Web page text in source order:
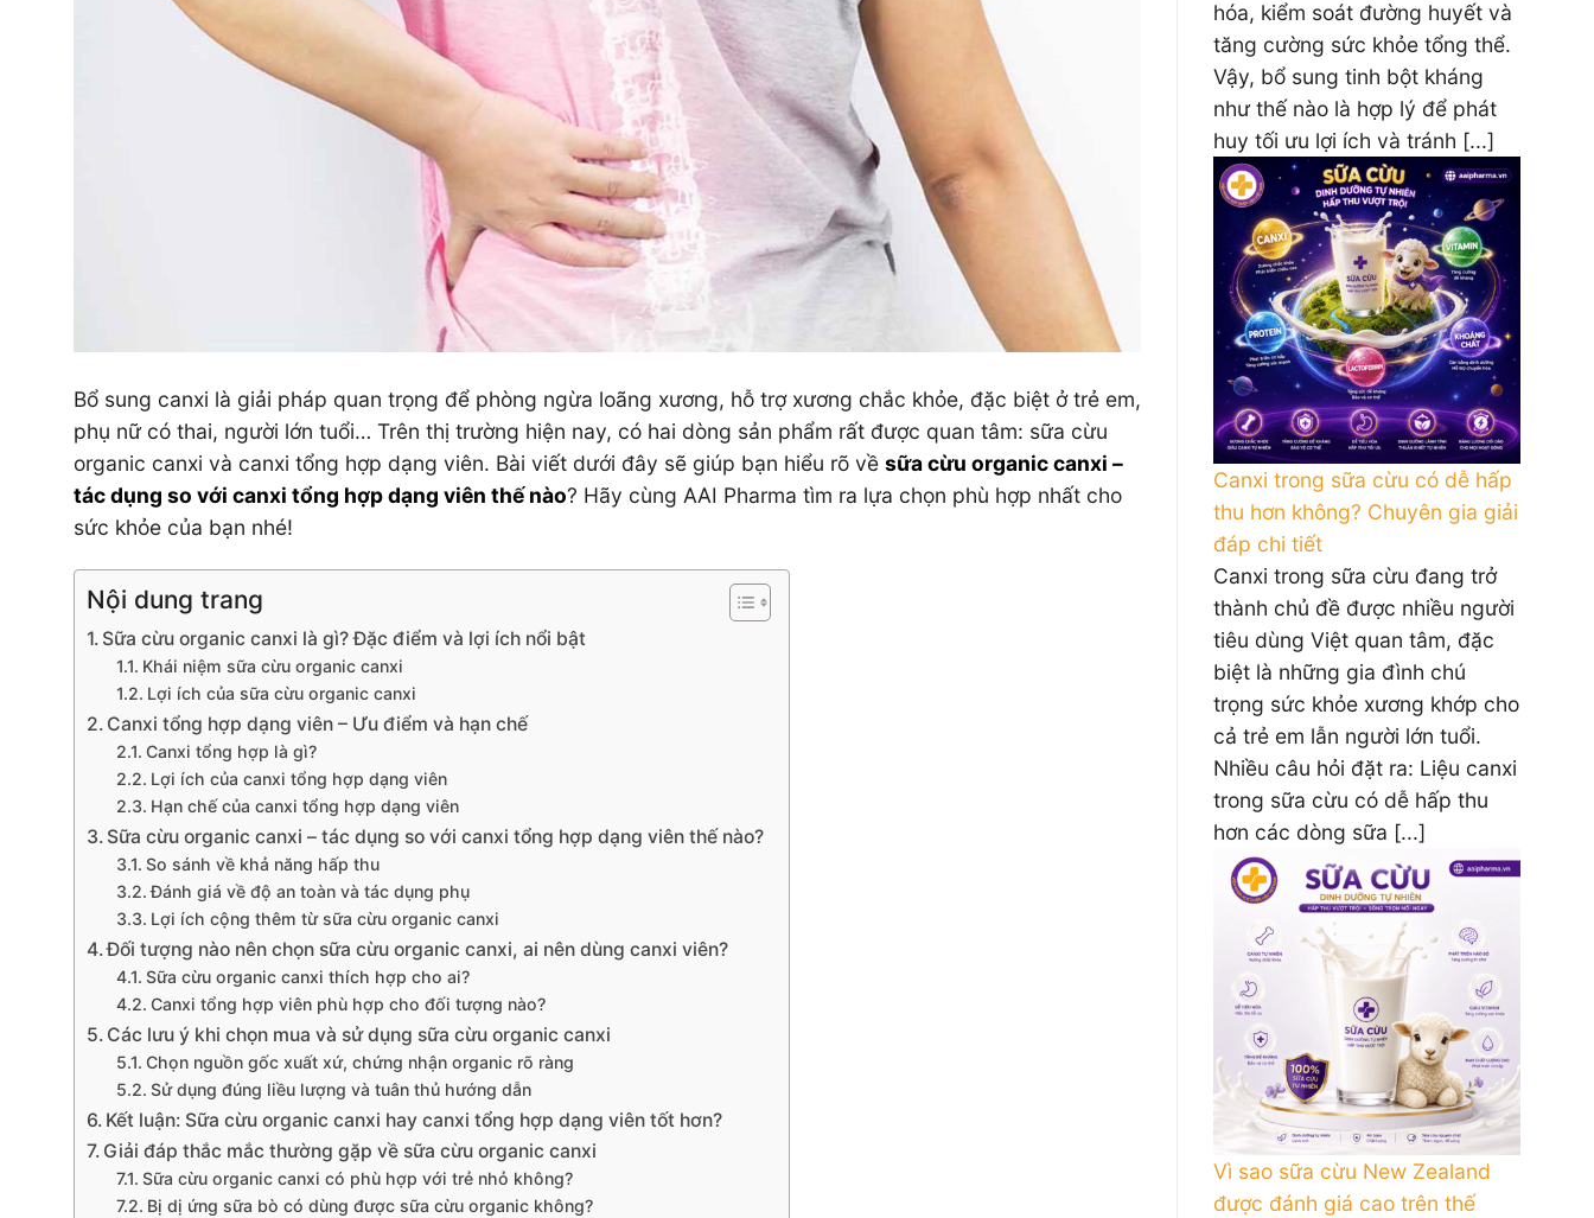
Bổ sung canxi là giải pháp quan trọng để phòng ngừa loãng xương, hỗ trợ xương chắc khỏe, đặc biệt ở trẻ em,
phụ nữ có thai, người lớn tuổi… Trên thị trường hiện nay, có hai dòng sản phẩm rất được quan tâm: sữa cừu
organic canxi và canxi tổng hợp dạng viên. Bài viết dưới đây sẽ giúp bạn hiểu rõ về sữa cừu organic canxi –
tác dụng so với canxi tổng hợp dạng viên thế nào? Hãy cùng AAI Pharma tìm ra lựa chọn phù hợp nhất cho
sức khỏe của bạn nhé!
Nội dung trang
Sữa cừu organic canxi là gì? Đặc điểm và lợi ích nổi bật
Khái niệm sữa cừu organic canxi
Lợi ích của sữa cừu organic canxi
Canxi tổng hợp dạng viên – Ưu điểm và hạn chế
Canxi tổng hợp là gì?
Lợi ích của canxi tổng hợp dạng viên
Hạn chế của canxi tổng hợp dạng viên
Sữa cừu organic canxi – tác dụng so với canxi tổng hợp dạng viên thế nào?
So sánh về khả năng hấp thu
Đánh giá về độ an toàn và tác dụng phụ
Lợi ích cộng thêm từ sữa cừu organic canxi
Đối tượng nào nên chọn sữa cừu organic canxi, ai nên dùng canxi viên?
Sữa cừu organic canxi thích hợp cho ai?
Canxi tổng hợp viên phù hợp cho đối tượng nào?
Các lưu ý khi chọn mua và sử dụng sữa cừu organic canxi
Chọn nguồn gốc xuất xứ, chứng nhận organic rõ ràng
Sử dụng đúng liều lượng và tuân thủ hướng dẫn
Kết luận: Sữa cừu organic canxi hay canxi tổng hợp dạng viên tốt hơn?
Giải đáp thắc mắc thường gặp về sữa cừu organic canxi
Sữa cừu organic canxi có phù hợp với trẻ nhỏ không?
Bị dị ứng sữa bò có dùng được sữa cừu organic không?
hóa, kiểm soát đường huyết và
tăng cường sức khỏe tổng thể.
Vậy, bổ sung tinh bột kháng
như thế nào là hợp lý để phát
huy tối ưu lợi ích và tránh [...]
Canxi trong sữa cừu có dễ hấp
thu hơn không? Chuyên gia giải
đáp chi tiết
Canxi trong sữa cừu đang trở
thành chủ đề được nhiều người
tiêu dùng Việt quan tâm, đặc
biệt là những gia đình chú
trọng sức khỏe xương khớp cho
cả trẻ em lẫn người lớn tuổi.
Nhiều câu hỏi đặt ra: Liệu canxi
trong sữa cừu có dễ hấp thu
hơn các dòng sữa [...]
Vì sao sữa cừu New Zealand
được đánh giá cao trên thế